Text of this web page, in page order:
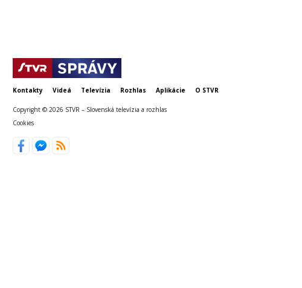
Kontakty Videá Televízia Rozhlas Aplikácie O STVR
Copyright © 2026 STVR – Slovenská televízia a rozhlas
Cookies